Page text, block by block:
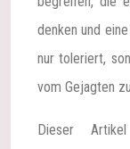
denken und
nur toleriert,
vom Gejagten
Dieser